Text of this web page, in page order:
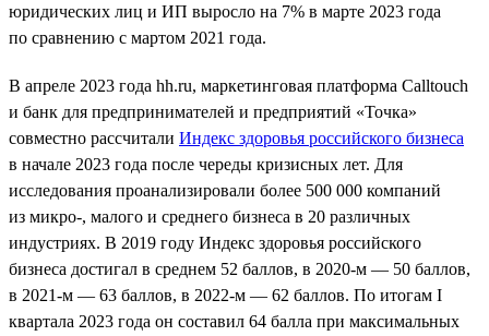
юридических лиц и ИП выросло на 7% в марте 2023 года
по сравнению с мартом 2021 года.
В апреле 2023 года hh.ru, маркетинговая платформа Calltouch
и банк для предпринимателей и предприятий «Точка»
совместно рассчитали Индекс здоровья российского бизнеса
в начале 2023 года после череды кризисных лет. Для
исследования проанализировали более 500 000 компаний
из микро-, малого и среднего бизнеса в 20 различных
индустриях. В 2019 году Индекс здоровья российского
бизнеса достигал в среднем 52 баллов, в 2020-м — 50 баллов,
в 2021-м — 63 баллов, в 2022-м — 62 баллов. По итогам I
квартала 2023 года он составил 64 балла при максимальных